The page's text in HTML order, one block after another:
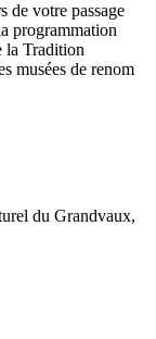
de votre passage
programmation
la Tradition
musées de renom
du Grandvaux,